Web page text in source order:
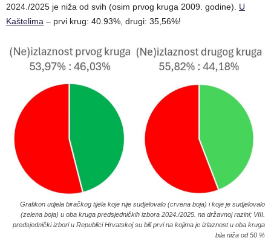
2024./2025 je niža od svih (osim prvog kruga 2009. godine). U
Kaštelima – prvi krug: 40.93%, drugi: 35,56%!
Grafikon udjela biračkog tijela koje nije sudjelovalo (crvena boja) i koje je sudjelovalo
(zelena boja) u oba kruga predsjedničkih izbora 2024./2025. na državnoj razini; VIII.
predsjednički izbori u Republici Hrvatskoj su bili prvi na kojima je izlaznost u oba kruga
bila niža od 50 %